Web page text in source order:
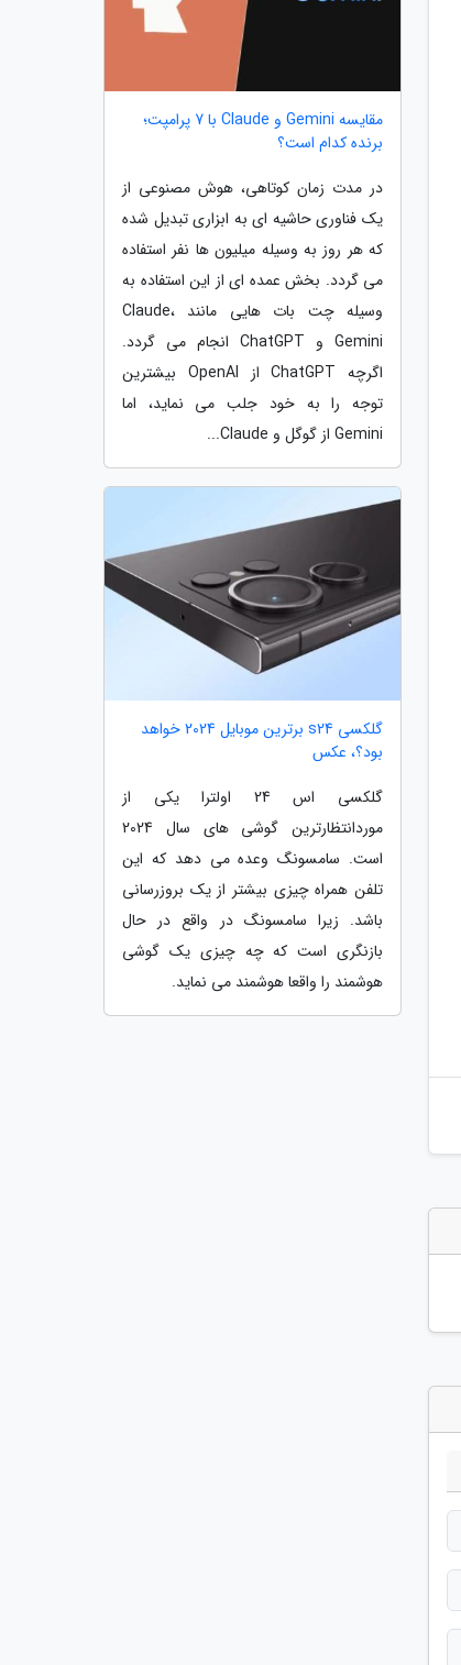
مقایسه Gemini و Claude با 7 پرامپت؛
برنده کدام است؟
در مدت زمان کوتاهی، هوش مصنوعی از
یک فناوری حاشیه ای به ابزاری تبدیل شده
که هر روز به وسیله میلیون ها نفر استفاده
می گردد. بخش عمده ای از این استفاده به
وسیله چت بات هایی مانند Claude،
Gemini و ChatGPT انجام می گردد.
اگرچه ChatGPT از OpenAI بیشترین
توجه را به خود جلب می نماید، اما
Gemini از گوگل و Claude...
گلکسی s24 برترین موبایل 2024 خواهد
بود؟، عکس
گلکسی اس 24 اولترا یکی از
موردانتظارترین گوشی های سال 2024
است. سامسونگ وعده می دهد که این
تلفن همراه چیزی بیشتر از یک بروزرسانی
باشد. زیرا سامسونگ در واقع در حال
بازنگری است که چه چیزی یک گوشی
هوشمند را واقعا هوشمند می نماید.